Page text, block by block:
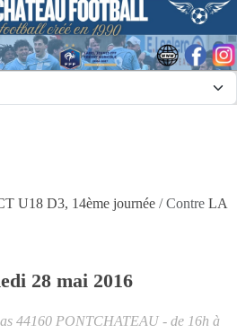
U18 D3, 14ème journée / Contre LA
28 mai 2016
44160 PONTCHATEAU - de 16h à